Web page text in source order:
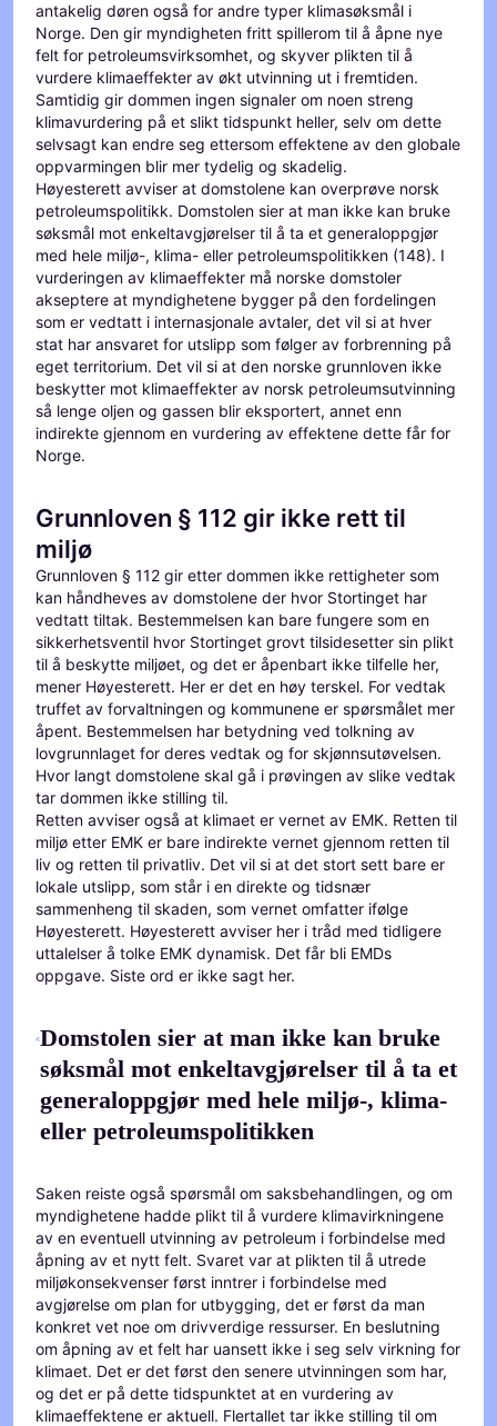
antakelig døren også for andre typer klimasøksmål i
Norge. Den gir myndigheten fritt spillerom til å åpne nye
felt for petroleumsvirksomhet, og skyver plikten til å
vurdere klimaeffekter av økt utvinning ut i fremtiden.
Samtidig gir dommen ingen signaler om noen streng
klimavurdering på et slikt tidspunkt heller, selv om dette
selvsagt kan endre seg ettersom effektene av den globale
oppvarmingen blir mer tydelig og skadelig.
Høyesterett avviser at domstolene kan overprøve norsk
petroleumspolitikk. Domstolen sier at man ikke kan bruke
søksmål mot enkeltavgjørelser til å ta et generaloppgjør
med hele miljø-, klima- eller petroleumspolitikken (148). I
vurderingen av klimaeffekter må norske domstoler
akseptere at myndighetene bygger på den fordelingen
som er vedtatt i internasjonale avtaler, det vil si at hver
stat har ansvaret for utslipp som følger av forbrenning på
eget territorium. Det vil si at den norske grunnloven ikke
beskytter mot klimaeffekter av norsk petroleumsutvinning
så lenge oljen og gassen blir eksportert, annet enn
indirekte gjennom en vurdering av effektene dette får for
Norge.
Grunnloven § 112 gir ikke rett til
miljø
Grunnloven § 112 gir etter dommen ikke rettigheter som
kan håndheves av domstolene der hvor Stortinget har
vedtatt tiltak. Bestemmelsen kan bare fungere som en
sikkerhetsventil hvor Stortinget grovt tilsidesetter sin plikt
til å beskytte miljøet, og det er åpenbart ikke tilfelle her,
mener Høyesterett. Her er det en høy terskel. For vedtak
truffet av forvaltningen og kommunene er spørsmålet mer
åpent. Bestemmelsen har betydning ved tolkning av
lovgrunnlaget for deres vedtak og for skjønnsutøvelsen.
Hvor langt domstolene skal gå i prøvingen av slike vedtak
tar dommen ikke stilling til.
Retten avviser også at klimaet er vernet av EMK. Retten til
miljø etter EMK er bare indirekte vernet gjennom retten til
liv og retten til privatliv. Det vil si at det stort sett bare er
lokale utslipp, som står i en direkte og tidsnær
sammenheng til skaden, som vernet omfatter ifølge
Høyesterett. Høyesterett avviser her i tråd med tidligere
uttalelser å tolke EMK dynamisk. Det får bli EMDs
oppgave. Siste ord er ikke sagt her.
Domstolen sier at man ikke kan bruke
søksmål mot enkeltavgjørelser til å ta et
generaloppgjør med hele miljø-, klima-
eller petroleumspolitikken
Saken reiste også spørsmål om saksbehandlingen, og om
myndighetene hadde plikt til å vurdere klimavirkningene
av en eventuell utvinning av petroleum i forbindelse med
åpning av et nytt felt. Svaret var at plikten til å utrede
miljøkonsekvenser først inntrer i forbindelse med
avgjørelse om plan for utbygging, det er først da man
konkret vet noe om drivverdige ressurser. En beslutning
om åpning av et felt har uansett ikke i seg selv virkning for
klimaet. Det er det først den senere utvinningen som har,
og det er på dette tidspunktet at en vurdering av
klimaeffektene er aktuell. Flertallet tar ikke stilling til om